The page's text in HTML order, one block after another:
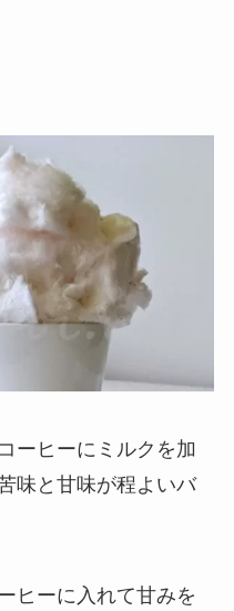
ーヒーにミルクを加
味と甘味が程よいバ
ヒーに入れて甘みを